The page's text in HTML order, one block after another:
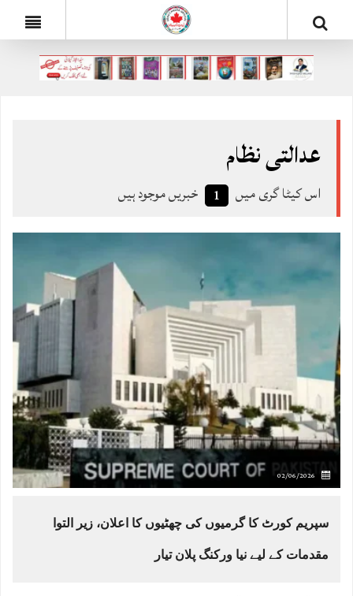
عدالتی نظام
اس کیٹا گری میں 1 خبریں موجود ہیں
02/06/2026
سپریم کورٹ کا گرمیوں کی چھٹیوں کا اعلان، زیر التوا
مقدمات کے لیے نیا ورکنگ پلان تیار